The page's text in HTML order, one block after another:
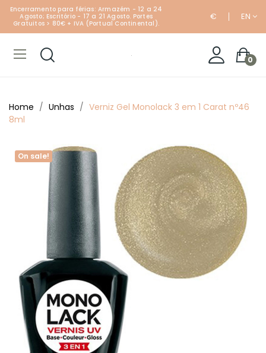
Encerramento para férias: Armazém - 12 a 24
Agosto; Escritório - 17 a 21 Agosto. Portes
Gratuitos > 80€ + IVA (Portual Continental).
€ EN
0
Home Unhas
Verniz Gel Monolack 3 em 1 Carat nº46
8ml
On sale!